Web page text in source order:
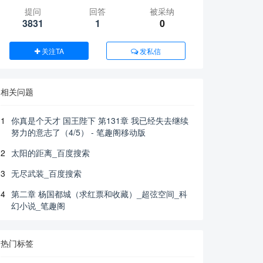
提问
3831
回答
1
被采纳
0
关注TA 发私信
相关问题
1
你真是个天才 国王陛下 第131章 我已经失去继续
努力的意志了（4/5） - 笔趣阁移动版
2 太阳的距离_百度搜索
3 无尽武装_百度搜索
4 第二章 杨国都城（求红票和收藏）_超弦空间_科
幻小说_笔趣阁
热门标签